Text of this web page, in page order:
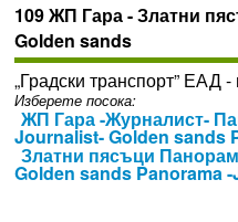
109 ЖП Гара - Златни
Golden sands
„Градски транспорт” ЕАД
Изберете посока:
ЖП Гара -Журналист-
Journalist- Golden sands
Златни пясъци
Golden sands Panorama